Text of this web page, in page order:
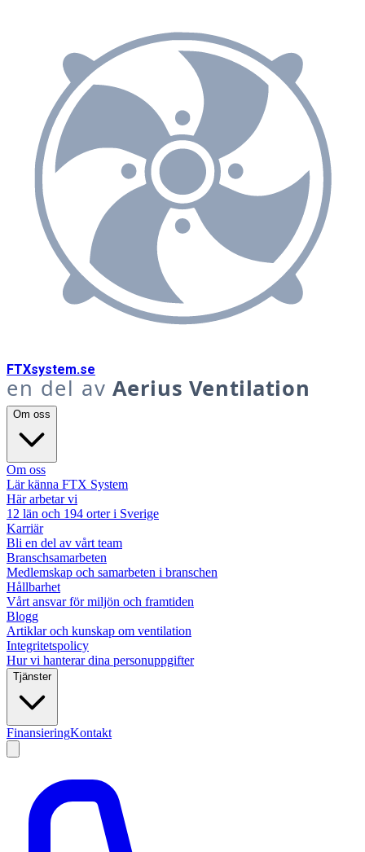
FTXsystem.se
en del av Aerius Ventilation
Om oss
Om oss
Lär känna FTX System
Här arbetar vi
12 län och 194 orter i Sverige
Karriär
Bli en del av vårt team
Branschsamarbeten
Medlemskap och samarbeten i branschen
Hållbarhet
Vårt ansvar för miljön och framtiden
Blogg
Artiklar och kunskap om ventilation
Integritetspolicy
Hur vi hanterar dina personuppgifter
Tjänster
FinansieringKontakt